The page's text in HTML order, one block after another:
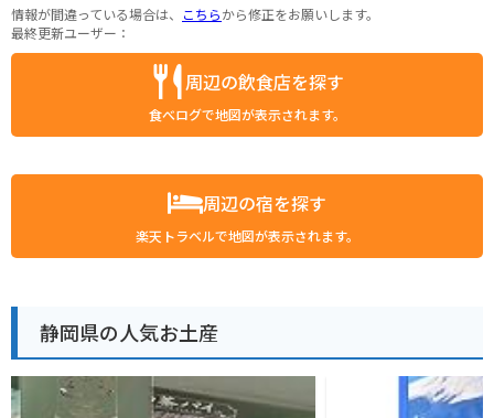
情報が間違っている場合は、 こちらから修正をお願いします。
最終更新ユーザー：
周辺の飲食店を探す
食べログで地図が表示されます。
周辺の宿を探す
楽天トラベルで地図が表示されます。
静岡県の人気お土産